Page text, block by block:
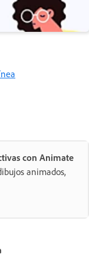
con Animate
animados,